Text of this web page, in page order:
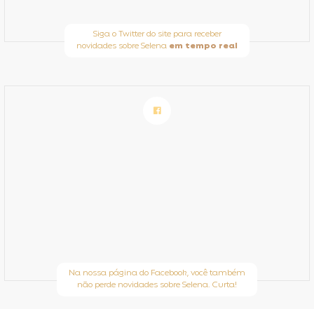
Siga o Twitter do site para receber
novidades sobre Selena em tempo real
Na nossa página do Facebook, você também
não perde novidades sobre Selena. Curta!